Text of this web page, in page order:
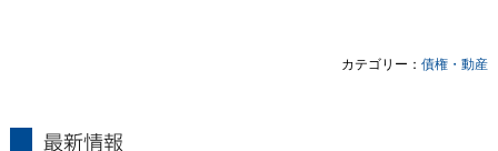
カテゴリー：債権・動産